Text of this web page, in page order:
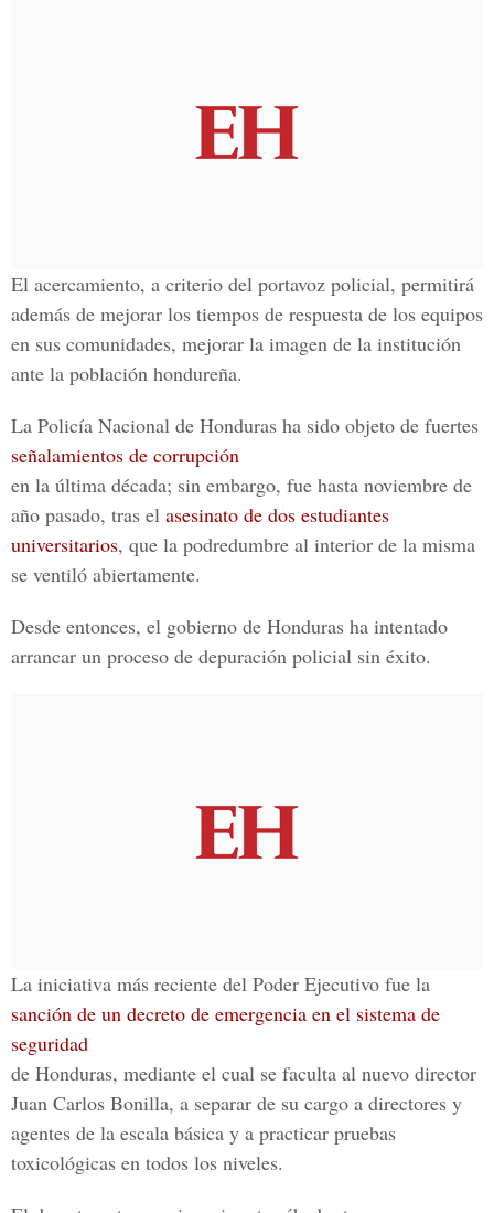
El acercamiento, a criterio del portavoz policial, permitirá
además de mejorar los tiempos de respuesta de los equipos
en sus comunidades, mejorar la imagen de la institución
ante la población hondureña.
La Policía Nacional de Honduras ha sido objeto de fuertes
señalamientos de corrupción
en la última década; sin embargo, fue hasta noviembre de
año pasado, tras el asesinato de dos estudiantes
universitarios, que la podredumbre al interior de la misma
se ventiló abiertamente.
Desde entonces, el gobierno de Honduras ha intentado
arrancar un proceso de depuración policial sin éxito.
La iniciativa más reciente del Poder Ejecutivo fue la
sanción de un decreto de emergencia en el sistema de
seguridad
de Honduras, mediante el cual se faculta al nuevo director
Juan Carlos Bonilla, a separar de su cargo a directores y
agentes de la escala básica y a practicar pruebas
toxicológicas en todos los niveles.